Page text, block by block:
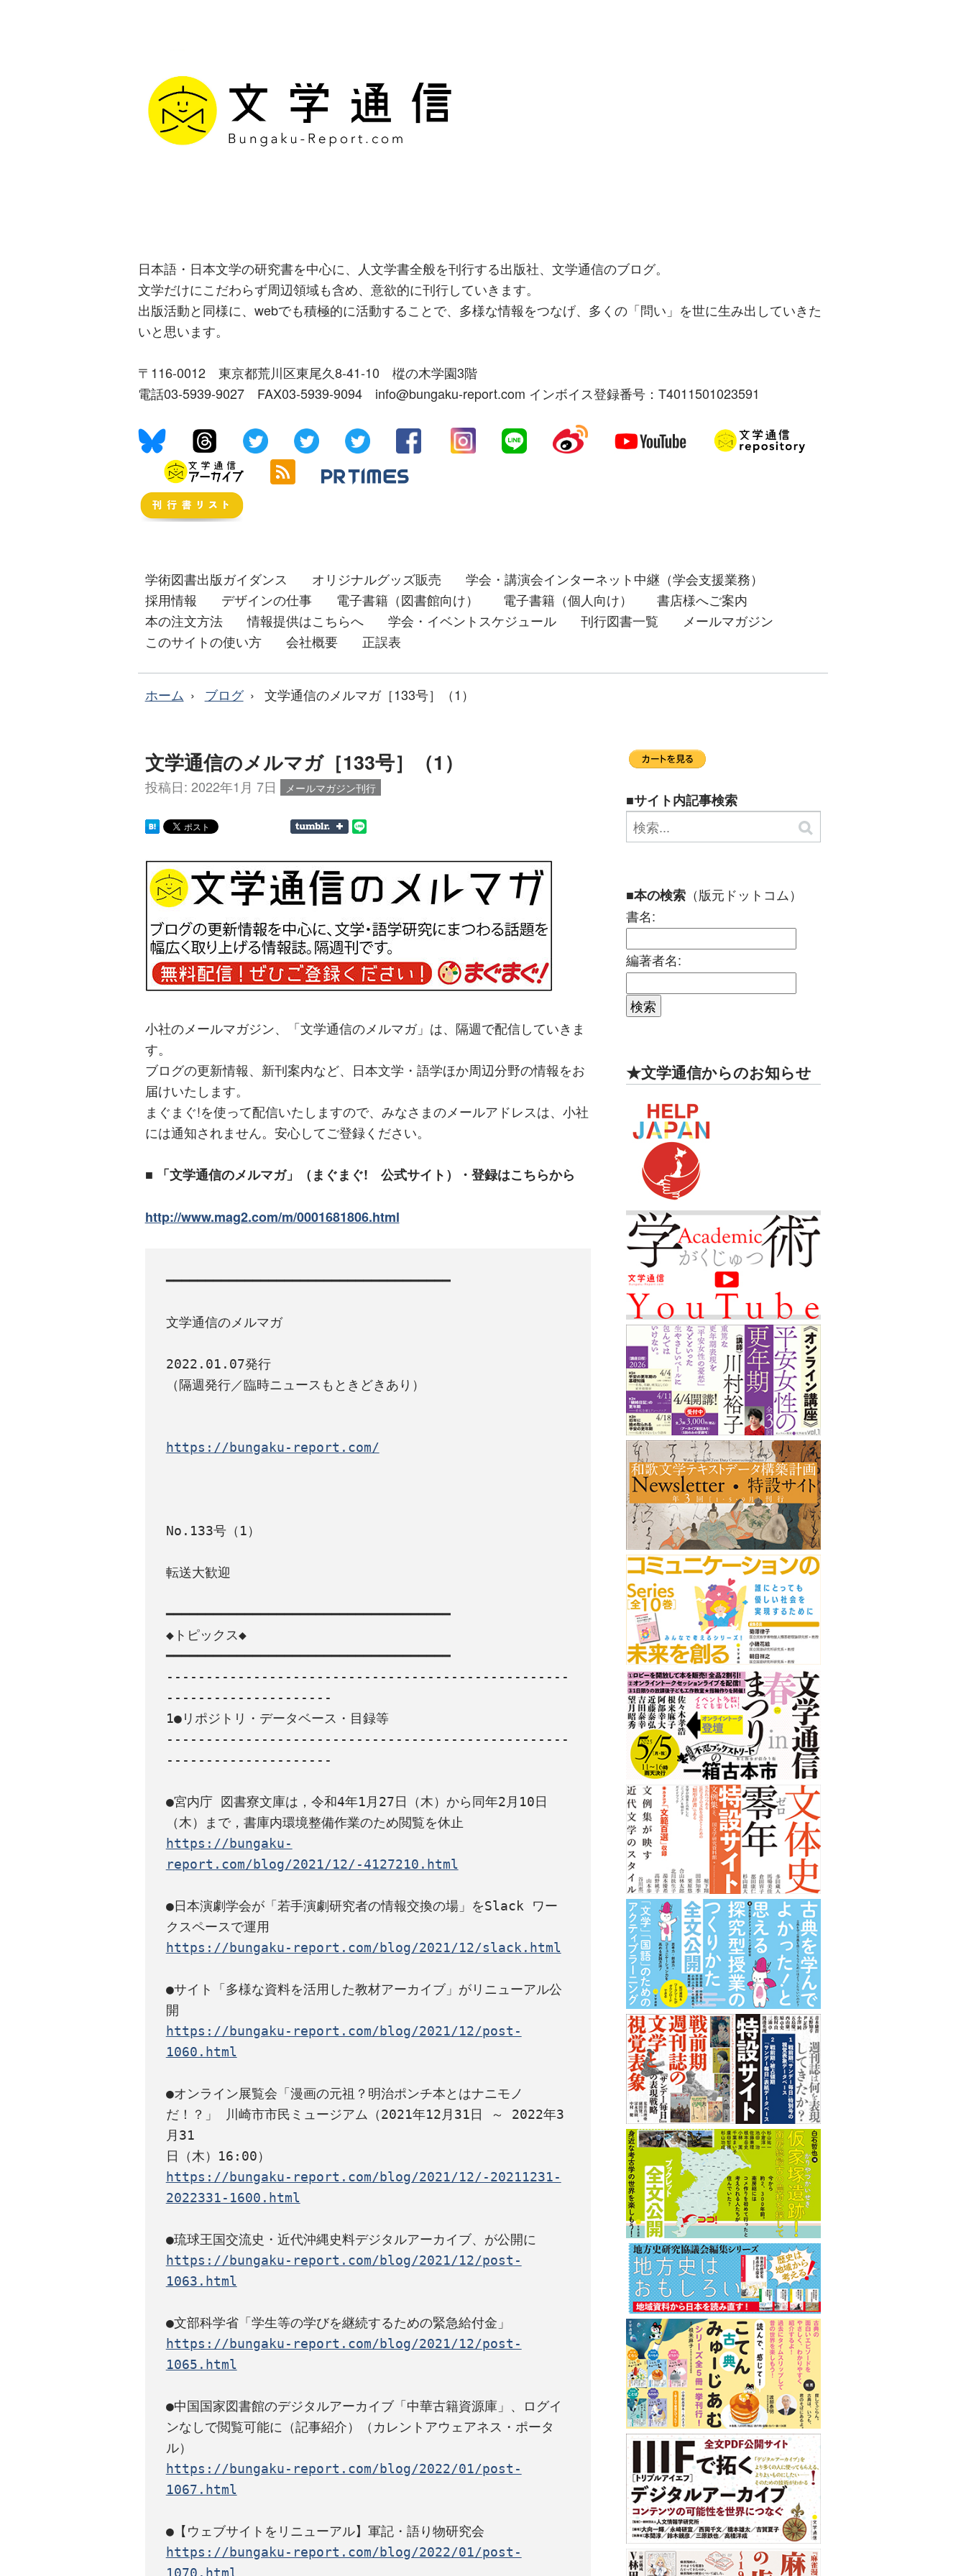
日本語・日本文学の研究書を中心に、人文学書全般を刊行する出版社、文学通信のブログ。
文学だけにこだわらず周辺領域も含め、意欲的に刊行していきます。
出版活動と同様に、webでも積極的に活動することで、多様な情報をつなげ、多くの「問い」を世に生み出していきた
いと思います。
〒116-0012 東京都荒川区東尾久8-41-10 樅の木学園3階
電話03-5939-9027 FAX03-5939-9094 info@bungaku-report.com インボイス登録番号：T4011501023591
学術図書出版ガイダンス オリジナルグッズ販売
学会・講演会インターネット中継（学会支援業務）
採用情報
デザインの仕事 電子書籍（図書館向け） 電子書籍（個人向け）
書店様へご案内
本の注文方法
情報提供はこちらへ 学会・イベントスケジュール 刊行図書一覧
メールマガジン
このサイトの使い方
会社概要 正誤表
ホーム ブログ 文学通信のメルマガ［133号］（1）
文学通信のメルマガ［133号］（1）
投稿日: 2022年1月 7日 メールマガジン刊行
小社のメールマガジン、「文学通信のメルマガ」は、隔週で配信していきま
す。
ブログの更新情報、新刊案内など、日本文学・語学ほか周辺分野の情報をお
届けいたします。
まぐまぐ!を使って配信いたしますので、みなさまのメールアドレスは、小社
には通知されません。安心してご登録ください。
■ 「文学通信のメルマガ」（まぐまぐ! 公式サイト）・登録はこちらから
http://www.mag2.com/m/0001681806.html
━━━━━━━━━━━━━━━━━━━━━━━━━━━━━━━━━━━━
文学通信のメルマガ
2022.01.07発行
（隔週発行／臨時ニュースもときどきあり）
https://bungaku-report.com/
No.133号（1）
転送大歓迎
━━━━━━━━━━━━━━━━━━━━━━━━━━━━━━━━━━━━
◆トピックス◆
━━━━━━━━━━━━━━━━━━━━━━━━━━━━━━━━━━━━
---------------------------------------------------
---------------------
1●リポジトリ・データベース・目録等
---------------------------------------------------
---------------------
●宮内庁 図書寮文庫は，令和4年1月27日（木）から同年2月10日
https://bungaku-
report.com/blog/2021/12/-4127210.html
●日本演劇学会が「若手演劇研究者の情報交換の場」をSlack ワー
https://bungaku-report.com/blog/2021/12/slack.html
●サイト「多様な資料を活用した教材アーカイブ」がリニューアル公
https://bungaku-report.com/blog/2021/12/post-
1060.html
●オンライン展覧会「漫画の元祖？明治ポンチ本とはナニモノ
だ！？」 川崎市市民ミュージアム（2021年12月31日 ～ 2022年3
月31
https://bungaku-report.com/blog/2021/12/-20211231-
2022331-1600.html
https://bungaku-report.com/blog/2021/12/post-
1063.html
https://bungaku-report.com/blog/2021/12/post-
1065.html
●中国国家図書館のデジタルアーカイブ「中華古籍資源庫」、ログイ
ンなしで閲覧可能に（記事紹介）（カレントアウェアネス・ポータ
https://bungaku-report.com/blog/2022/01/post-
1067.html
https://bungaku-report.com/blog/2022/01/post-
1070.html
■サイト内記事検索
■本の検索（版元ドットコム）
書名:
編著者名:
★文学通信からのお知らせ